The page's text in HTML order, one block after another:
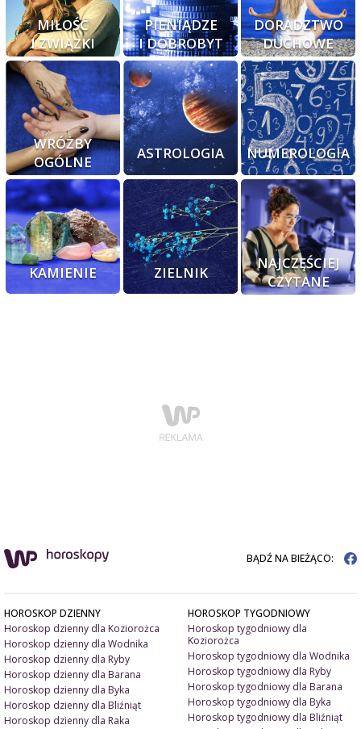
MIŁOŚĆ
I ZWIĄZKI
PIENIĄDZE
I DOBROBYT
DORADZTWO
DUCHOWE
WRÓŻBY
OGÓLNE
ASTROLOGIA NUMEROLOGIA
KAMIENIE ZIELNIK
NAJCZĘŚCIEJ
CZYTANE
BĄDŹ NA BIEŻĄCO:
HOROSKOP DZIENNY
Horoskop dzienny dla Koziorożca
Horoskop dzienny dla Wodnika
Horoskop dzienny dla Ryby
Horoskop dzienny dla Barana
Horoskop dzienny dla Byka
Horoskop dzienny dla Bliźniąt
Horoskop dzienny dla Raka
HOROSKOP TYGODNIOWY
Horoskop tygodniowy dla
Koziorożca
Horoskop tygodniowy dla Wodnika
Horoskop tygodniowy dla Ryby
Horoskop tygodniowy dla Barana
Horoskop tygodniowy dla Byka
Horoskop tygodniowy dla Bliźniąt